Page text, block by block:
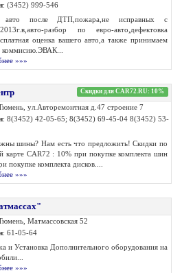
: (3452) 999-546
авто после ДТП,пожара,не исправных с
разбор по евро-авто,дефектовка
оценка вашего авто,а также принимаем
коммисию.ЭВАК...
»»»
Скидки для CAR72.RU: 10%
ул.Авторемонтная д.47 строение 7
: 8(3452) 42-05-65; 8(3452) 69-45-04 8(3452) 53-
шины? Нам есть что предложить! Скидки по
карте CAR72 : 10% при покупке комплекта шин
покупке комплекта дисков....
»»»
Матмассовская 52
: 61-05-64
и Установка Дополнительного оборудования на
»»»